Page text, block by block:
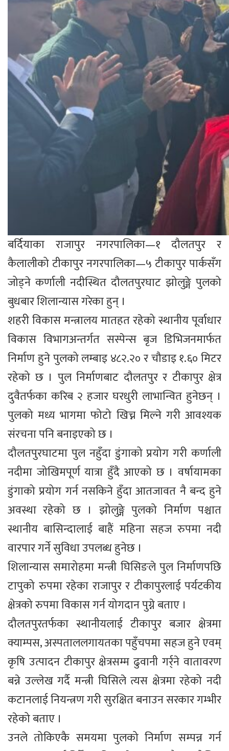
बर्दियाका राजापुर नगरपालिका—१ दौलतपुर र
कैलालीको टीकापुर नगरपालिका—५ टीकापुर पार्कसँग
जोड्ने कर्णाली नदीस्थित दौलतपुरघाट झोलुङ्गे पुलको
बुधबार शिलान्यास गरेका हुन् ।
शहरी विकास मन्त्रालय मातहत रहेको स्थानीय पूर्वाधार
विकास विभागअन्तर्गत सस्पेन्स बृज डिभिजनमार्फत
निर्माण हुने पुलको लम्बाइ ४८२.२० र चौडाइ १.६० मिटर
रहेको छ । पुल निर्माणबाट दौलतपुर र टीकापुर क्षेत्र
दुवैतर्फका करिब २ हजार घरधुरी लाभान्वित हुनेछन् ।
पुलको मध्य भागमा फोटो खिच्न मिल्ने गरी आवश्यक
संरचना पनि बनाइएको छ ।
दौलतपुरघाटमा पुल नहुँदा डुंगाको प्रयोग गरी कर्णाली
नदीमा जोखिमपूर्ण यात्रा हुँदै आएको छ । वर्षायामका
डुंगाको प्रयोग गर्न नसकिने हुँदा आतजावत नै बन्द हुने
अवस्था रहेको छ । झोलुङ्गे पुलको निर्माण पश्चात
स्थानीय बासिन्दालाई बाहैं महिना सहज रुपमा नदी
वारपार गर्ने सुविधा उपलब्ध हुनेछ ।
शिलान्यास समारोहमा मन्त्री घिसिङले पुल निर्माणपछि
टापुको रुपमा रहेका राजापुर र टीकापुरलाई पर्यटकीय
क्षेत्रको रुपमा विकास गर्न योगदान पुग्ने बताए ।
दौलतपुरतर्फका स्थानीयलाई टीकापुर बजार क्षेत्रमा
क्याम्पस, अस्पताललगायतका पहुँचपमा सहज हुने एवम्
कृषि उत्पादन टीकापुर क्षेत्रसम्म ढुवानी गर्र्ने वातावरण
बन्ने उल्लेख गर्दै मन्त्री घिसिले त्यस क्षेत्रमा रहेको नदी
कटानलाई नियन्त्रण गरी सुरक्षित बनाउन सरकार गम्भीर
रहेको बताए ।
उनले तोकिएकै समयमा पुलको निर्माण सम्पन्न गर्न